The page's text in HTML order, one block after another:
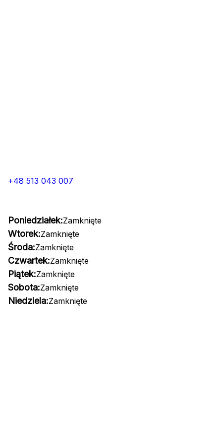
+48 513 043 007
Poniedziałek:Zamknięte
Wtorek:Zamknięte
Środa:Zamknięte
Czwartek:Zamknięte
Piątek:Zamknięte
Sobota:Zamknięte
Niedziela:Zamknięte